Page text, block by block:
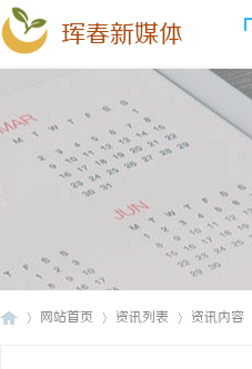
珲春新媒体
网站首页 资讯列表 资讯内容